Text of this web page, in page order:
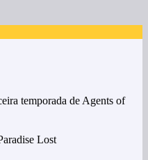
temporada de Agents of
Lost